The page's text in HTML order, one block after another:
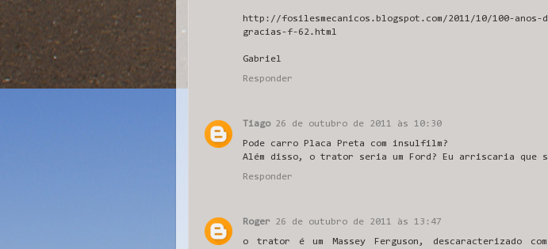
http://fosilesmecanicos.blogspot.com/2011/10/100-anos-
gracias-f-62.html
Gabriel
Responder
Tiago 26 de outubro de 2011 às 10:30
Pode carro Placa Preta com insulfilm?
Além disso, o trator seria um Ford? Eu arriscaria que
Responder
Roger 26 de outubro de 2011 às 13:47
o trator é um Massey Ferguson, descaracterizado